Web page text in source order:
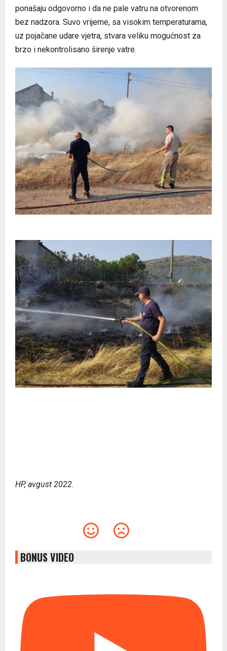
ponašaju odgovorno i da ne pale vatru na otvorenom
bez nadzora. Suvo vrijeme, sa visokim temperaturama,
uz pojačane udare vjetra, stvara veliku mogućnost za
brzo i nekontrolisano širenje vatre.
HP, avgust 2022.
BONUS VIDEO